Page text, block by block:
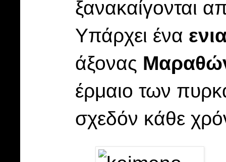
ξανακαίγονται
Υπάρχει ένα
άξονας
έρμαιο των
σχεδόν κάθε